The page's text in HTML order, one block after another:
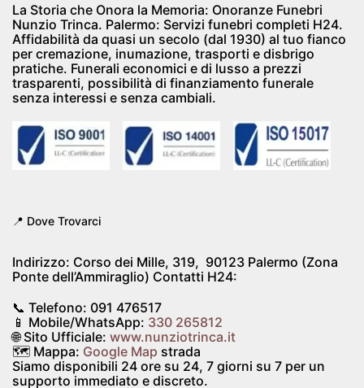
La Storia che Onora la Memoria: Onoranze Funebri
Nunzio Trinca. Palermo: Servizi funebri completi H24.
Affidabilità da quasi un secolo (dal 1930) al tuo fianco
per cremazione, inumazione, trasporti e disbrigo
pratiche. Funerali economici e di lusso a prezzi
trasparenti, possibilità di finanziamento funerale
senza interessi e senza cambiali.
📍 Dove Trovarci
Indirizzo: Corso dei Mille, 319, 90123 Palermo (Zona
Ponte dell’Ammiraglio) Contatti H24:
📞 Telefono: 091 476517
📱 Mobile/WhatsApp: 330 265812
🌐 Sito Ufficiale: www.nunziotrinca.it
🗺️ Mappa: Google Map strada
Siamo disponibili 24 ore su 24, 7 giorni su 7 per un
supporto immediato e discreto.